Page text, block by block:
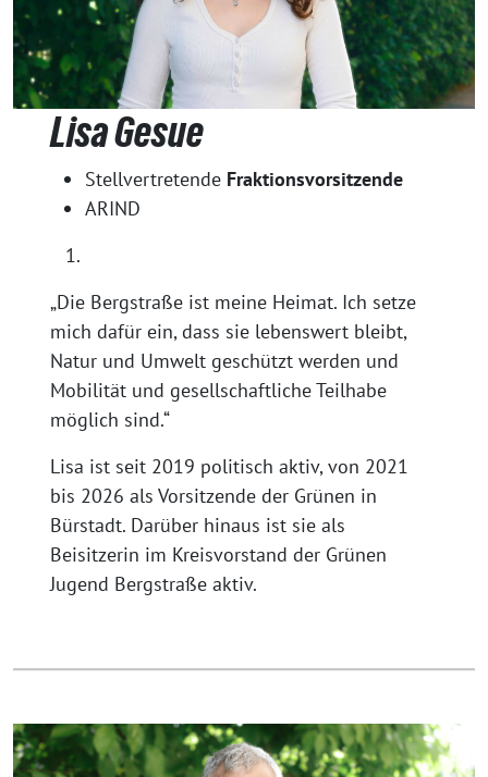
Lisa Gesue
Stellvertretende Fraktionsvorsitzende
ARIND
„Die Bergstraße ist meine Heimat. Ich setze
mich dafür ein, dass sie lebenswert bleibt,
Natur und Umwelt geschützt werden und
Mobilität und gesellschaftliche Teilhabe
möglich sind.“
Lisa ist seit 2019 politisch aktiv, von 2021
bis 2026 als Vorsitzende der Grünen in
Bürstadt. Darüber hinaus ist sie als
Beisitzerin im Kreisvorstand der Grünen
Jugend Bergstraße aktiv.